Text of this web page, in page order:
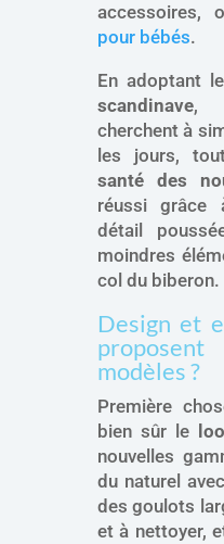
accessoires,
pour bébés.
En adoptant
scandinave,
cherchent à
les jours,
santé des
réussi grâce
détail
moindres
col du biberon.
Design et
modèles ?
Première
bien sûr le
nouvelles
du naturel
des goulots
et à nettoyer,